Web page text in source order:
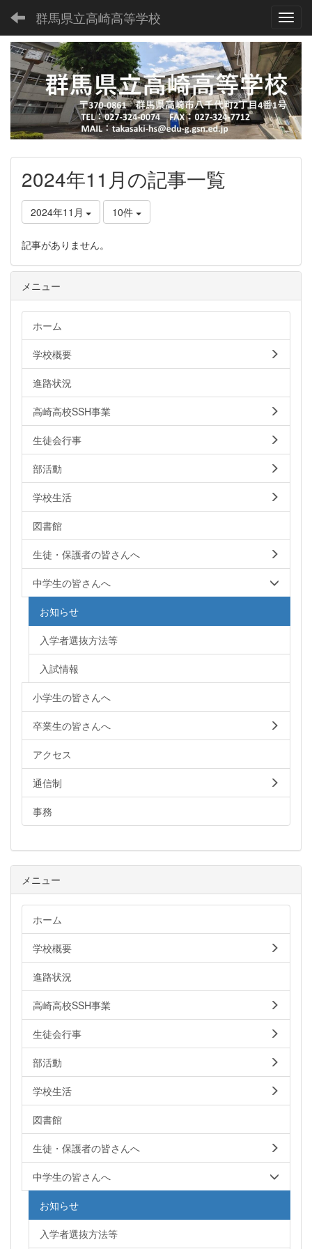
群馬県立高崎高等学校
2024年11月の記事一覧
2024年11月 10件
記事がありません。
メニュー
ホーム
学校概要
進路状況
高崎高校SSH事業
生徒会行事
部活動
学校生活
図書館
生徒・保護者の皆さんへ
中学生の皆さんへ
お知らせ
入学者選抜方法等
入試情報
小学生の皆さんへ
卒業生の皆さんへ
アクセス
通信制
事務
メニュー
ホーム
学校概要
進路状況
高崎高校SSH事業
生徒会行事
部活動
学校生活
図書館
生徒・保護者の皆さんへ
中学生の皆さんへ
お知らせ
入学者選抜方法等